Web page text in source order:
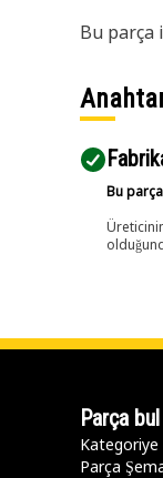
Bu parça
Bu
Parça bul
Kategoriye
Parça